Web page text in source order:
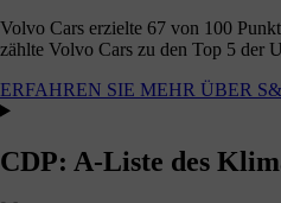
Volvo Cars erzielte 67 von 100
zählte Volvo Cars zu den Top 5 der
ERFAHREN SIE MEHR ÜBER
CDP: A-Liste des